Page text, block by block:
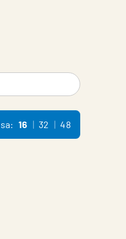
Filtrera
16 32 48